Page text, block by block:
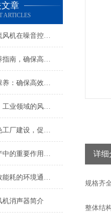
章
ARTICLES
插入式风机与轴流风机在噪音控制上有何差异？
环保风机维护保养指南，确保高效稳定运行
环保风机的维护保养：确保高效运行的关键
引风机与鼓风机：工业领域的风动双子星
环保风机助力绿色工厂建设，促进节能减排
引风机在工业生产中的重要作用及发展趋势
引风机是一款高效能耗的环境通风设备
机消声器简介
详细
规格齐
整体结